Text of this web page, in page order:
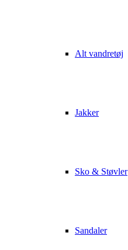
Alt vandretøj
Jakker
Sko & Støvler
Sandaler